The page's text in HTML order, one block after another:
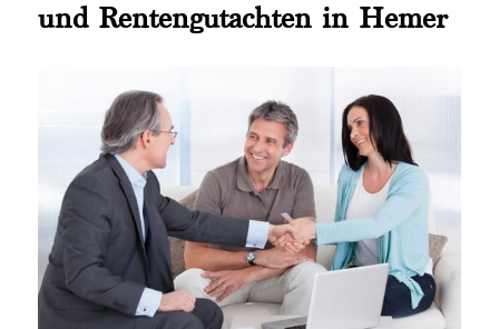
und Rentengutachten in Hemer